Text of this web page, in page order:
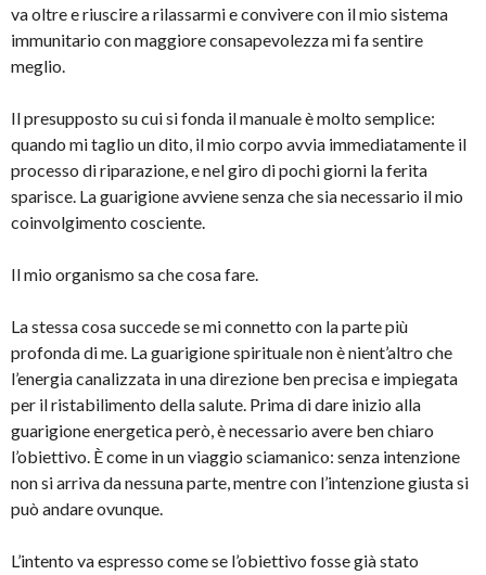
va oltre e riuscire a rilassarmi e convivere con il mio sistema
immunitario con maggiore consapevolezza mi fa sentire
meglio.
Il presupposto su cui si fonda il manuale è molto semplice:
quando mi taglio un dito, il mio corpo avvia immediatamente il
processo di riparazione, e nel giro di pochi giorni la ferita
sparisce. La guarigione avviene senza che sia necessario il mio
coinvolgimento cosciente.
Il mio organismo sa che cosa fare.
La stessa cosa succede se mi connetto con la parte più
profonda di me. La guarigione spirituale non è nient’altro che
l’energia canalizzata in una direzione ben precisa e impiegata
per il ristabilimento della salute. Prima di dare inizio alla
guarigione energetica però, è necessario avere ben chiaro
l’obiettivo. È come in un viaggio sciamanico: senza intenzione
non si arriva da nessuna parte, mentre con l’intenzione giusta si
può andare ovunque.
L’intento va espresso come se l’obiettivo fosse già stato